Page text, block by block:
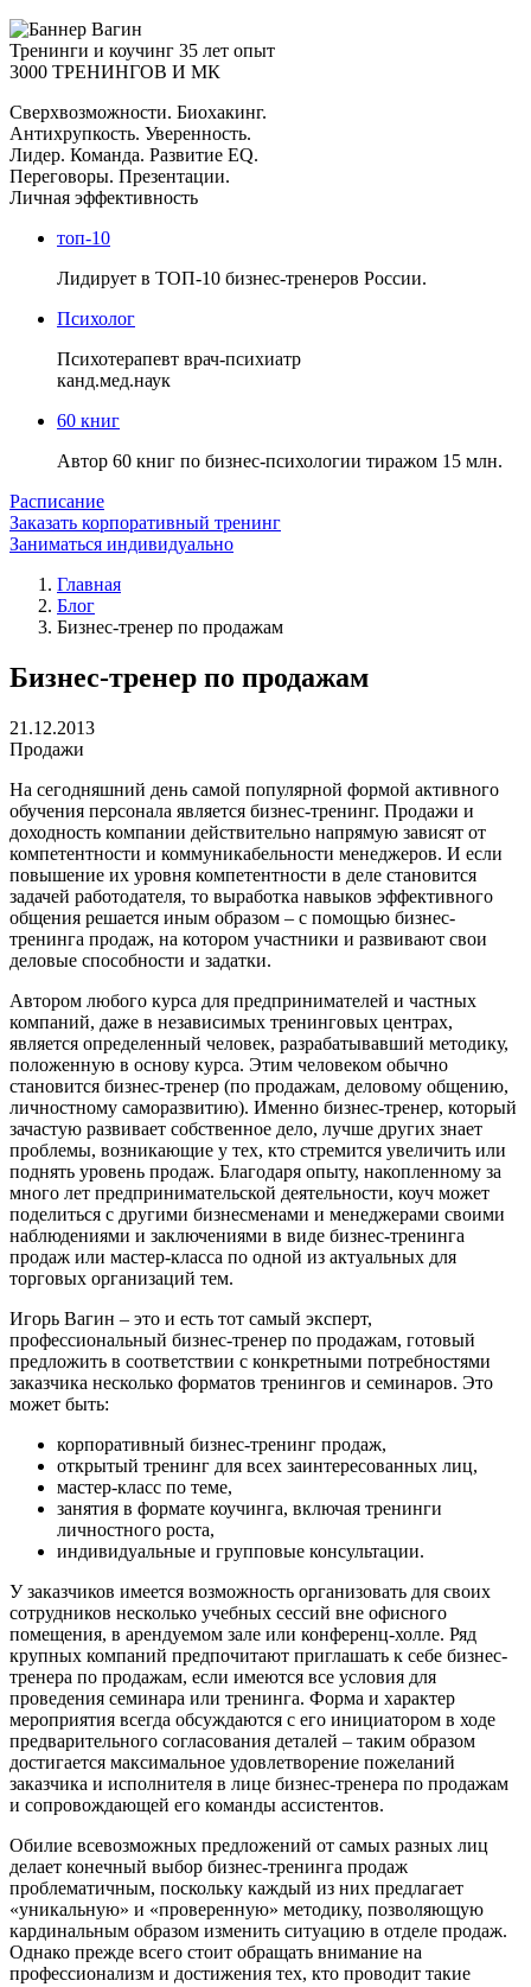
Тренинги и коучинг 35 лет опыт
3000 ТРЕНИНГОВ И МК
Сверхвозможности. Биохакинг.
Антихрупкость. Уверенность.
Лидер. Команда. Развитие EQ.
Переговоры. Презентации.
Личная эффективность
топ-10
Лидирует в ТОП-10 бизнес-тренеров России.
Психолог
Психотерапевт врач-психиатр
канд.мед.наук
60 книг
Автор 60 книг по бизнес-психологии тиражом 15 млн.
Расписание
Заказать корпоративный тренинг
Заниматься индивидуально
Главная
Блог
Бизнес-тренер по продажам
Бизнес-тренер по продажам
21.12.2013
Продажи
На сегодняшний день самой популярной формой активного
обучения персонала является бизнес-тренинг. Продажи и
доходность компании действительно напрямую зависят от
компетентности и коммуникабельности менеджеров. И если
повышение их уровня компетентности в деле становится
задачей работодателя, то выработка навыков эффективного
общения решается иным образом – с помощью бизнес-
тренинга продаж, на котором участники и развивают свои
деловые способности и задатки.
Автором любого курса для предпринимателей и частных
компаний, даже в независимых тренинговых центрах,
является определенный человек, разрабатывавший методику,
положенную в основу курса. Этим человеком обычно
становится бизнес-тренер (по продажам, деловому общению,
личностному саморазвитию). Именно бизнес-тренер, который
зачастую развивает собственное дело, лучше других знает
проблемы, возникающие у тех, кто стремится увеличить или
поднять уровень продаж. Благодаря опыту, накопленному за
много лет предпринимательской деятельности, коуч может
поделиться с другими бизнесменами и менеджерами своими
наблюдениями и заключениями в виде бизнес-тренинга
продаж или мастер-класса по одной из актуальных для
торговых организаций тем.
Игорь Вагин – это и есть тот самый эксперт,
профессиональный бизнес-тренер по продажам, готовый
предложить в соответствии с конкретными потребностями
заказчика несколько форматов тренингов и семинаров. Это
может быть:
корпоративный бизнес-тренинг продаж,
открытый тренинг для всех заинтересованных лиц,
мастер-класс по теме,
занятия в формате коучинга, включая тренинги
личностного роста,
индивидуальные и групповые консультации.
У заказчиков имеется возможность организовать для своих
сотрудников несколько учебных сессий вне офисного
помещения, в арендуемом зале или конференц-холле. Ряд
крупных компаний предпочитают приглашать к себе бизнес-
тренера по продажам, если имеются все условия для
проведения семинара или тренинга. Форма и характер
мероприятия всегда обсуждаются с его инициатором в ходе
предварительного согласования деталей – таким образом
достигается максимальное удовлетворение пожеланий
заказчика и исполнителя в лице бизнес-тренера по продажам
и сопровождающей его команды ассистентов.
Обилие всевозможных предложений от самых разных лиц
делает конечный выбор бизнес-тренинга продаж
проблематичным, поскольку каждый из них предлагает
«уникальную» и «проверенную» методику, позволяющую
кардинальным образом изменить ситуацию в отделе продаж.
Однако прежде всего стоит обращать внимание на
профессионализм и достижения тех, кто проводит такие